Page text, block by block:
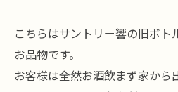
こちらはサントリー響の旧ボト
お品物です。
お客様は全然お酒飲まず家から